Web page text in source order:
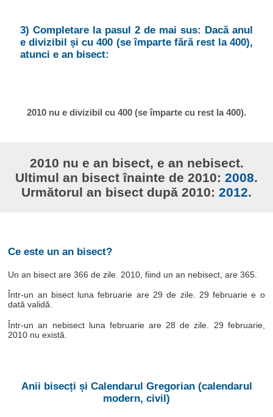
3) Completare la pasul 2 de mai sus: Dacă anul
e divizibil și cu 400 (se împarte fără rest la 400),
atunci e an bisect:
2010 nu e divizibil cu 400 (se împarte cu rest la 400).
2010 nu e an bisect, e an nebisect.
Ultimul an bisect înainte de 2010: 2008.
Următorul an bisect după 2010: 2012.
Ce este un an bisect?
Un an bisect are 366 de zile. 2010, fiind un an nebisect, are 365.
Într-un an bisect luna februarie are 29 de zile. 29 februarie e o
dată validă.
Într-un an nebisect luna februarie are 28 de zile. 29 februarie,
2010 nu există.
Anii bisecți și Calendarul Gregorian (calendarul
modern, civil)